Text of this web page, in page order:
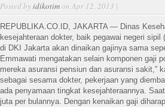
Posted byidikotimon Apr 12, 2013 |
REPUBLIKA.CO.ID, JAKARTA — Dinas
kesejahteraan dokter, baik pegawai negeri
di DKI Jakarta akan dinaikan gajinya sama
Emmawati mengatakan selain komponen gaji
mereka asuransi pensiun dan asuransi sakit,”
sebagai sesama dokter, pekerjaan yang
ada penyamaan tingkat kesejahteraannya.
juta per bulannya. Dengan kenaikan gaji